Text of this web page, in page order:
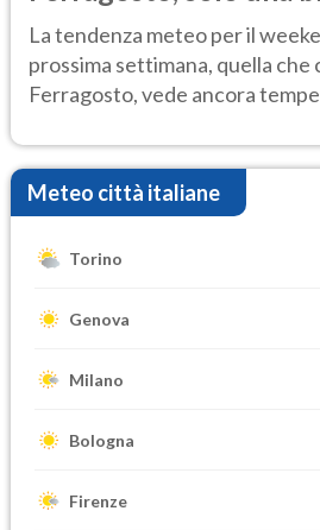
Ecco dove
La tendenza meteo per il
prossima settimana, quella che
Ferragosto, vede ancora
Meteo città italiane
Torino
Genova
Milano
Bologna
Firenze